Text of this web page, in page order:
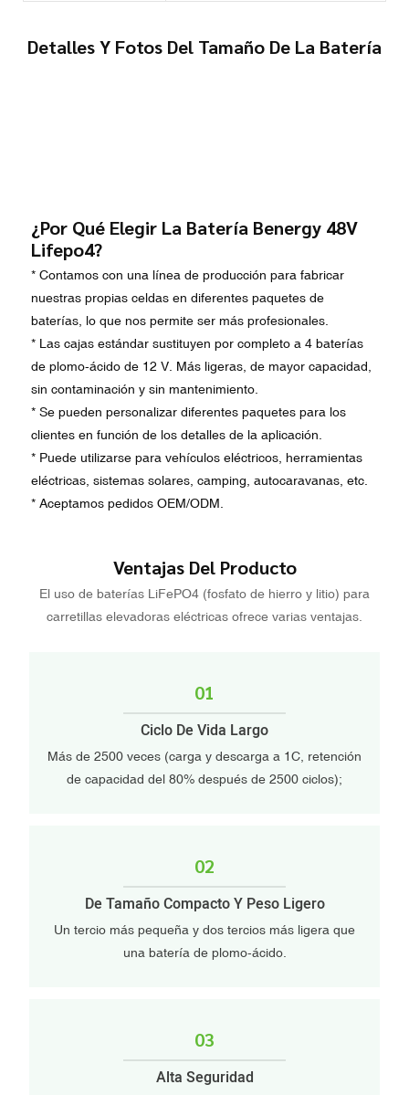
Detalles Y Fotos Del Tamaño De La Batería
¿Por Qué Elegir La Batería Benergy 48V
Lifepo4?
* Contamos con una línea de producción para fabricar
nuestras propias celdas en diferentes paquetes de
baterías, lo que nos permite ser más profesionales.
* Las cajas estándar sustituyen por completo a 4 baterías
de plomo-ácido de 12 V. Más ligeras, de mayor capacidad,
sin contaminación y sin mantenimiento.
* Se pueden personalizar diferentes paquetes para los
clientes en función de los detalles de la aplicación.
* Puede utilizarse para vehículos eléctricos, herramientas
eléctricas, sistemas solares, camping, autocaravanas, etc.
* Aceptamos pedidos OEM/ODM.
Ventajas Del Producto
El uso de baterías LiFePO4 (fosfato de hierro y litio) para
carretillas elevadoras eléctricas ofrece varias ventajas.
01
Ciclo De Vida Largo
Más de 2500 veces (carga y descarga a 1C, retención
de capacidad del 80% después de 2500 ciclos);
02
De Tamaño Compacto Y Peso Ligero
Un tercio más pequeña y dos tercios más ligera que
una batería de plomo-ácido.
03
Alta Seguridad